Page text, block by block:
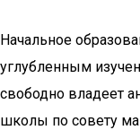
Начальное
углубленным
свободно владеет
школы по совету